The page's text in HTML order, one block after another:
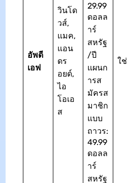
อัพดี
เอฟ
วินโด
วส์,
แมค,
แอน
ดร
อยด์,
ไอ
โอเอ
ส
29.99
ดอลล
าร์
สหรัฐ
/ปี
แผนก
ารส
มัครส
มาชิก
แบบ
ถาวร:
49.99
ดอลล
าร์
สหรัฐ
ใช่